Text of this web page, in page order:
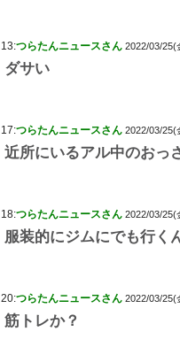
13:つらたんニュースさん 2022/03/25(
ダサい
17:つらたんニュースさん 2022/03/25(
近所にいるアル中のおっ
18:つらたんニュースさん 2022/03/25(
服装的にジムにでも行く
20:つらたんニュースさん 2022/03/25(
筋トレか？